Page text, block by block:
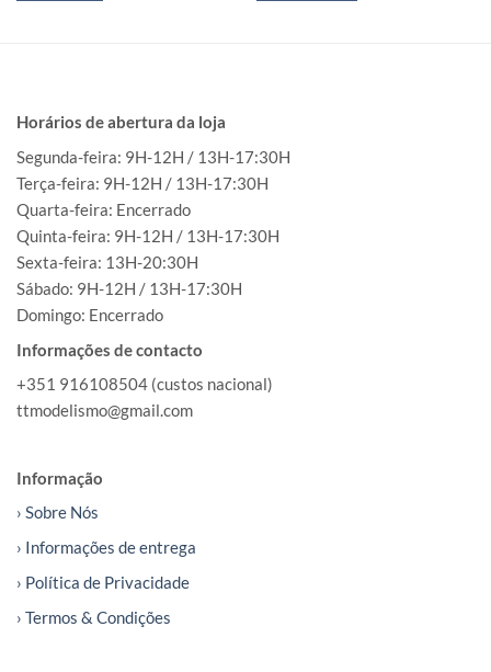
Horários de abertura da loja
Segunda-feira: 9H-12H / 13H-17:30H
Terça-feira: 9H-12H / 13H-17:30H
Quarta-feira: Encerrado
Quinta-feira: 9H-12H / 13H-17:30H
Sexta-feira: 13H-20:30H
Sábado: 9H-12H / 13H-17:30H
Domingo: Encerrado
Informações de contacto
+351 916108504 (custos nacional)
ttmodelismo@gmail.com
Informação
› Sobre Nós
› Informações de entrega
› Política de Privacidade
› Termos & Condições